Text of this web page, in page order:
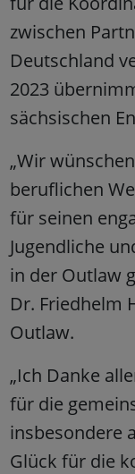
zwischen
Deutschland
2023
sächsischen
„Wir
beruflichen
für seinen
Jugendliche
in der Outlaw
Dr. Friedhelm
Outlaw.
„Ich Danke
für die
insbesondere
Glück für die